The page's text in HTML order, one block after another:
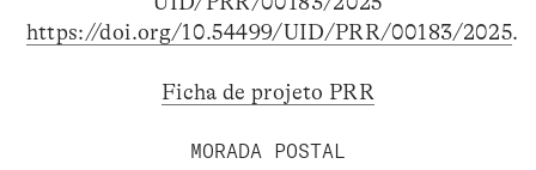
https://doi.org/10.54499/UID/PRR/00183/2025.
Ficha de projeto PRR
MORADA POSTAL